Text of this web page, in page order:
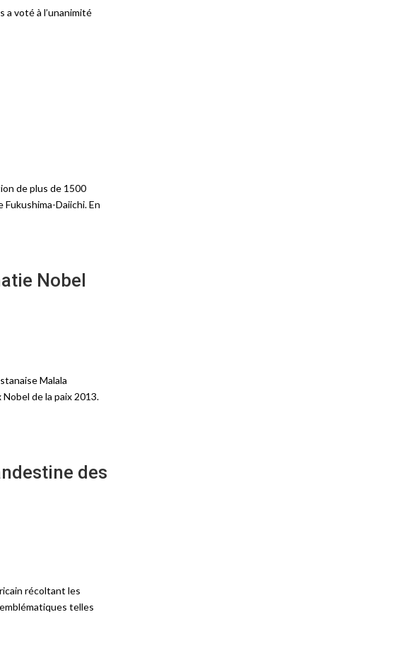
a voté à l’unanimité
de plus de 1500
Daiichi. En
Nobel
Malala
de la paix 2013.
des
récoltant les
telles